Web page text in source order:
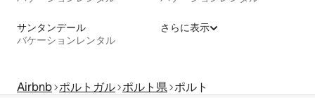
サンタンデール
バケーションレンタル
さらに表示
Airbnb ポルトガル ポルト県 ポルト